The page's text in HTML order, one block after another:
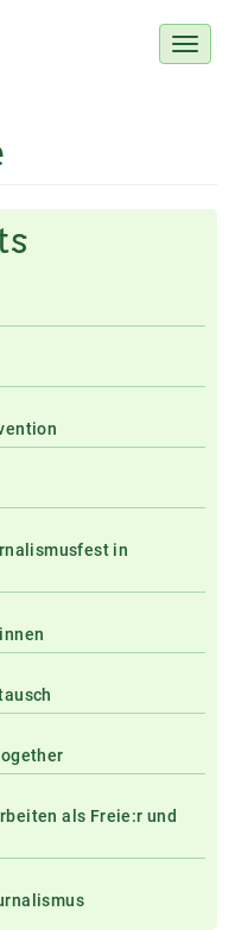
Toggle
in
als Freie:r und